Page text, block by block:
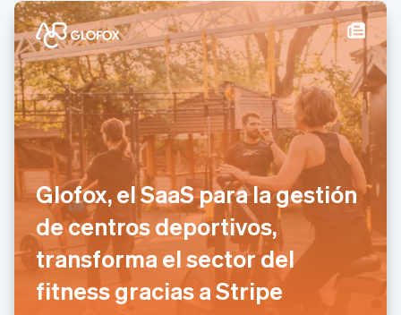
Glofox, el SaaS para la gestión
de centros deportivos,
transforma el sector del
fitness gracias a Stripe
English
Grecia
English
Hungría
English
India
English
Irlanda
English
Italia
ItalianoEnglish
Japón
日本語English
Letonia
Liechtenstein